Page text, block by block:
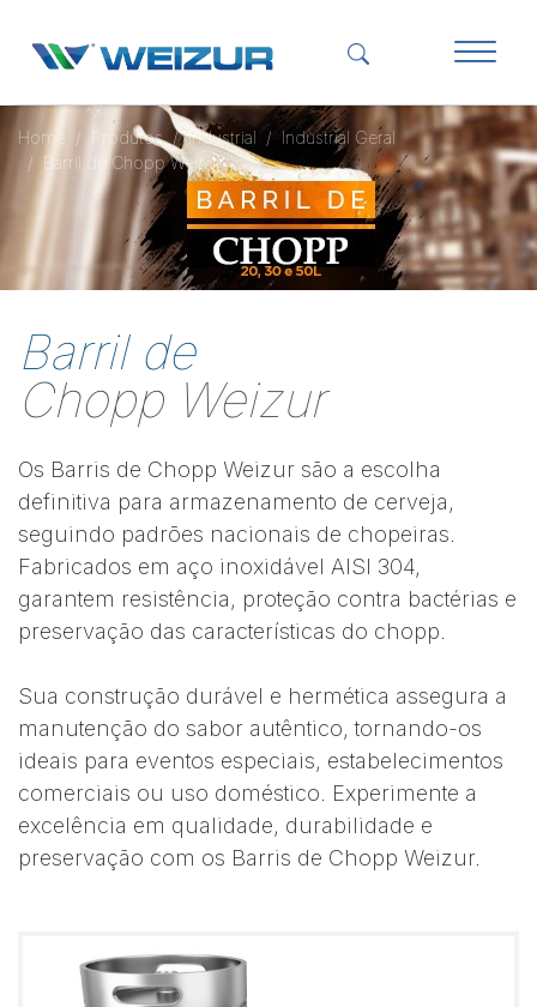
Home Produtos Industrial
Industrial Geral
Barril de Chopp Weizur
Barril de
Chopp Weizur
Os Barris de Chopp Weizur são a escolha
definitiva para armazenamento de cerveja,
seguindo padrões nacionais de chopeiras.
Fabricados em aço inoxidável AISI 304,
garantem resistência, proteção contra bactérias e
preservação das características do chopp.
Sua construção durável e hermética assegura a
manutenção do sabor autêntico, tornando-os
ideais para eventos especiais, estabelecimentos
comerciais ou uso doméstico. Experimente a
excelência em qualidade, durabilidade e
preservação com os Barris de Chopp Weizur.